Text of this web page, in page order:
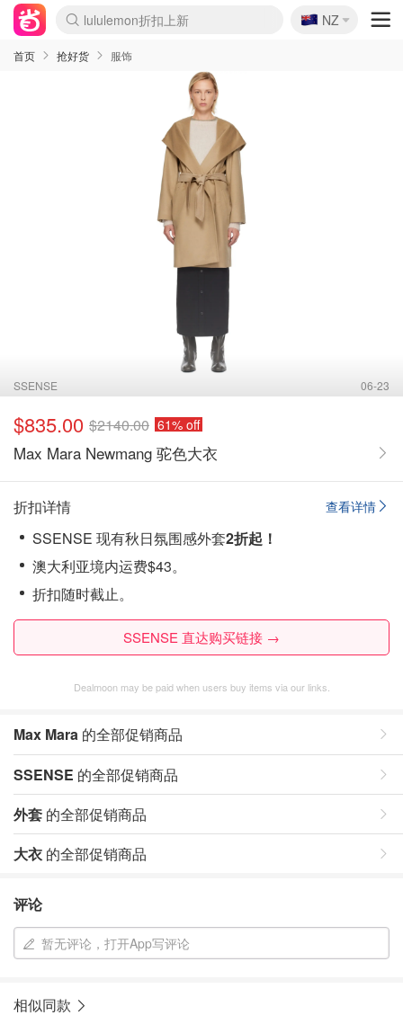
Sasa美妆护肤3.5折
SSENSE年中3折
FreshBeauty好价汇总
Cettire降价+叠9折
WWS Coles超市实拍
viagogo二手票捡漏
Myer超级周末1折
The Outnet奢牌1折起
David Jones 3折起
Flannels大牌1折
Perfumes Club护肤1折
AMIRO返校季6.2折
Amazon折扣汇总
eToro入金$200送$50
Amazon数码好物
ICONIC本周7.5折
ThedoubleF高奢地板价
Moose Knuckles 6折
丝芙兰5折起
EUFY官网3.7折起
Selenichast首饰2折
Trip机票酒店促销
YSL送5件彩妆礼
Amazon家居好物
Amazon美妆护肤
雅漾大喷$8
过敏原检测盒$33
伊索独家赠50ml沐浴露
科颜氏清仓3折
SEALIFE海洋馆门票6折
丝塔芙大白罐$16
订阅Newsletter送香薰
Cult Beauty 6.8折
Harrods圣诞日历2.3折
LN-CC奢牌私促3折
d'Alba空姐喷雾$16
EVE LOM套装逆天2折
Bernardelli独家4折
Adore Beauty 6折起
CT圣诞日历
Mytheresa奢品2.7折
Luxury Escapes 9折
Currentbody美容仪9折
MOON Garden Live
Roborock扫地机3.7折
Tingo Life水杯$24
Valentino官网5折
CR洗发护发6.3折
修丽可套装7.4折
Myer彩妆2件7折
GANNI官网4.5折
Stylevana韩妆4折
Tessabit高奢8.5折
OGX洗护4折
Amazon阿德莱德次日达
卡诗8.5折+赠礼
Philips Hue灯具8折
🇳🇿
NZ
首页 抢好货 服饰
SSENSE 06-23
$835.00 $2140.00 61% off
Max Mara Newmang 驼色大衣
查看详情
折扣详情
SSENSE 现有秋日氛围感外套2折起！
澳大利亚境内运费$43。
折扣随时截止。
SSENSE 直达购买链接 →
Dealmoon may be paid when users buy items via our links.
Max Mara 的全部促销商品
SSENSE 的全部促销商品
外套 的全部促销商品
大衣 的全部促销商品
评论
暂无评论，打开App写评论
相似同款